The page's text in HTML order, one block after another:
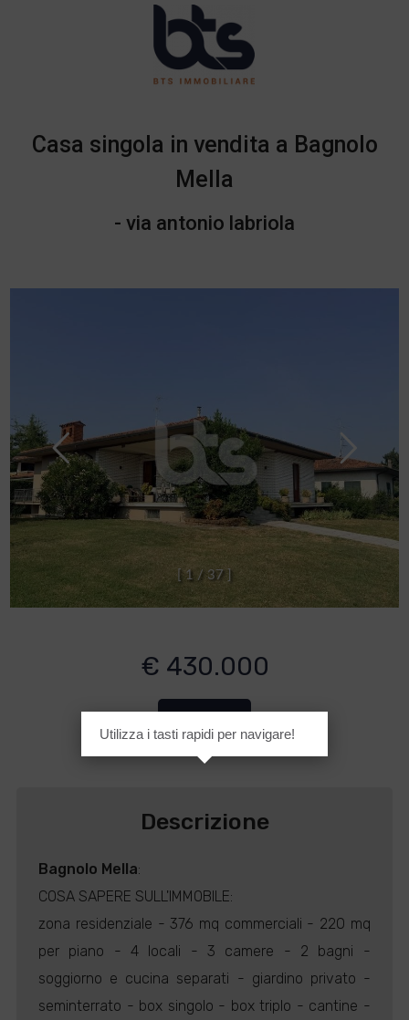
Casa singola in vendita a Bagnolo
Mella
- via antonio labriola
1 / 3 7
€ 430.000
Cod. 1142
Descrizione
Bagnolo Mella:
COSA SAPERE SULL'IMMOBILE:
zona residenziale - 376 mq commerciali - 220 mq
per piano - 4 locali - 3 camere - 2 bagni -
soggiorno e cucina separati - giardino privato -
seminterrato - box singolo - box triplo - cantine -
Utilizza i tasti rapidi per navigare!